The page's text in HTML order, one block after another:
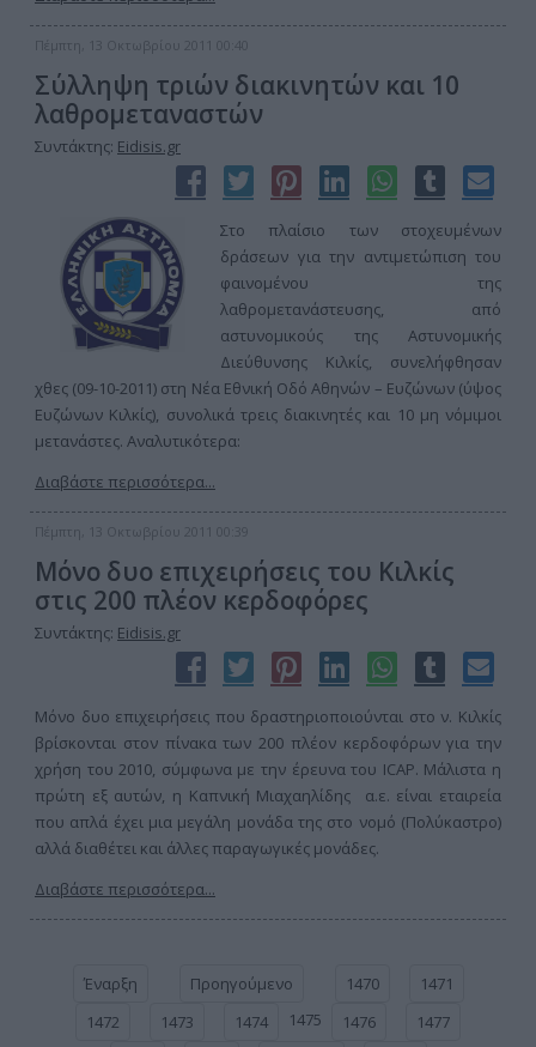
Πέμπτη, 13 Οκτωβρίου 2011 00:40
Σύλληψη τριών διακινητών και 10
λαθρομεταναστών
Συντάκτης: Eidisis.gr
Στο πλαίσιο των στοχευμένων
δράσεων για την αντιμετώπιση του
φαινομένου της
λαθρομετανάστευσης, από
αστυνομικούς της Αστυνομικής
Διεύθυνσης Κιλκίς, συνελήφθησαν
χθες (09-10-2011) στη Νέα Εθνική Οδό Αθηνών – Ευζώνων (ύψος
Ευζώνων Κιλκίς), συνολικά τρεις διακινητές και 10 μη νόμιμοι
μετανάστες. Αναλυτικότερα:
Διαβάστε περισσότερα...
Πέμπτη, 13 Οκτωβρίου 2011 00:39
Μόνο δυο επιχειρήσεις του Κιλκίς
στις 200 πλέον κερδοφόρες
Συντάκτης: Eidisis.gr
Μόνο δυο επιχειρήσεις που δραστηριοποιούνται στο ν. Κιλκίς
βρίσκονται στον πίνακα των 200 πλέον κερδοφόρων για την
χρήση του 2010, σύμφωνα με την έρευνα του ICAP. Μάλιστα η
πρώτη εξ αυτών, η Καπνική Μιαχαηλίδης α.ε. είναι εταιρεία
που απλά έχει μια μεγάλη μονάδα της στο νομό (Πολύκαστρο)
αλλά διαθέτει και άλλες παραγωγικές μονάδες.
Διαβάστε περισσότερα...
Έναρξη Προηγούμενο 1470
1471
1472
1473 1474 1475 1476
1477